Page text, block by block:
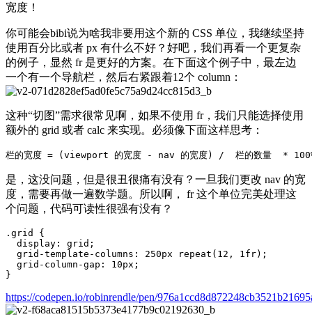
宽度！
你可能会bibi说为啥我非要用这个新的 CSS 单位，我继续坚持
使用百分比或者 px 有什么不好？好吧，我们再看一个更复杂
的例子，显然 fr 是更好的方案。在下面这个例子中，最左边
一个有一个导航栏，然后右紧跟着12个 column：
这种“切图”需求很常见啊，如果不使用 fr，我们只能选择使用
额外的 grid 或者 calc 来实现。必须像下面这样思考：
栏的宽度 = ( viewport 的宽度 - nav 的宽度)
是，这没问题，但是很丑很痛有没有？一旦我们更改 nav 的宽
度，需要再做一遍数学题。所以啊， fr 这个单位完美处理这
个问题，代码可读性很强有没有？
.grid
{
display : grid ;
grid -template - columns : 250px repeat ( 12 , 1 fr);
grid - column -gap : 10px ;
}
https://codepen.io/robinrendle/pen/